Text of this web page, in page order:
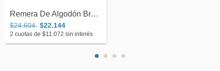
Remera De Algodón Bronx Hardwork Pays
$24.604 $22.144
2 cuotas de $11.072 sin interés